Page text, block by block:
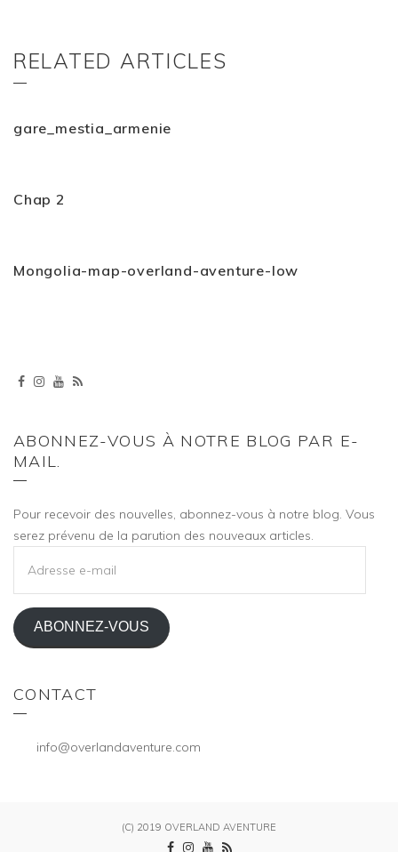
RELATED ARTICLES
gare_mestia_armenie
Chap 2
Mongolia-map-overland-aventure-low
ABONNEZ-VOUS À NOTRE BLOG PAR E-
MAIL.
Pour recevoir des nouvelles, abonnez-vous à notre blog. Vous
serez prévenu de la parution des nouveaux articles.
MAIL
ABONNEZ-VOUS
CONTACT
info@overlandaventure.com
(C) 2019 OVERLAND AVENTURE